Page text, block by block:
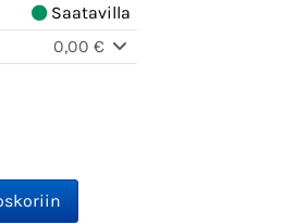
Saatavilla
0,00 €